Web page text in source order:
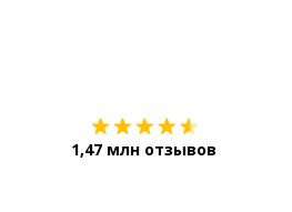
1,47 млн отзывов